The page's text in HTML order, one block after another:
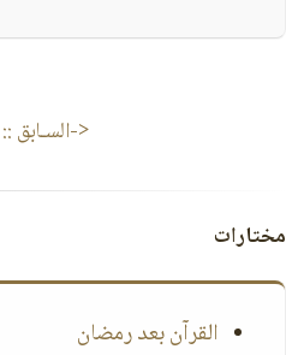
<-السـابق ::
مختارات
القرآن بعد رمضان